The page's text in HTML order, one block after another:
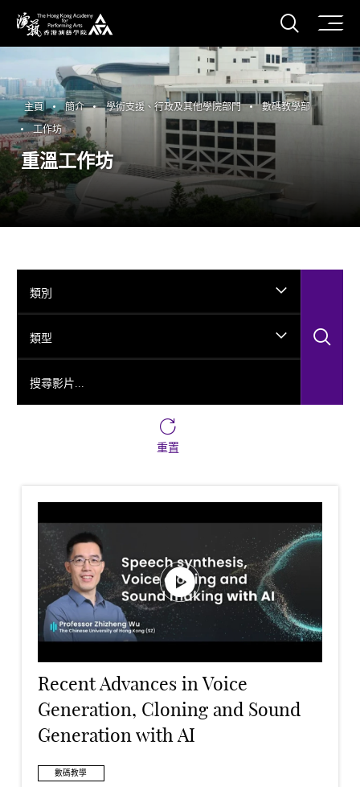
香港演藝學院
打開
主頁 簡介 學術支援、行政及其他學院部門
數碼教學部
工作坊
重溫工作坊
類別
類型
重置
Recent Advances in Voice
Generation, Cloning and Sound
Generation with AI
數碼教學